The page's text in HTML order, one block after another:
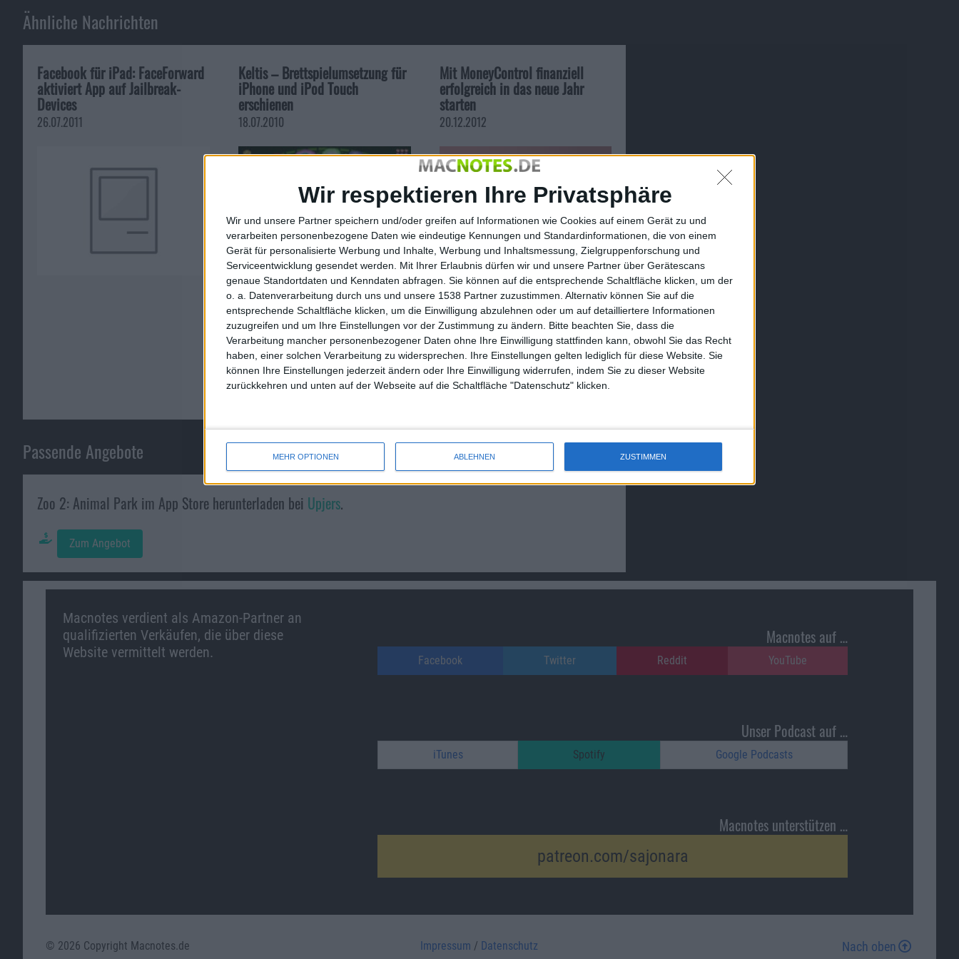
Wir respektieren Ihre Privatsphäre
Wir und unsere Partner speichern und/oder greifen auf Informationen wie Cookies auf einem Gerät zu und
verarbeiten personenbezogene Daten wie eindeutige Kennungen und Standardinformationen, die von einem
Gerät für personalisierte Werbung und Inhalte, Werbung und Inhaltsmessung, Zielgruppenforschung und
Serviceentwicklung gesendet werden.
Mit Ihrer Erlaubnis dürfen wir und unsere Partner über Gerätescans
genaue Standortdaten und Kenndaten abfragen. Sie können auf die entsprechende Schaltfläche klicken, um der
o. a. Datenverarbeitung durch uns und unsere 1538 Partner zuzustimmen. Alternativ können Sie auf die
entsprechende Schaltfläche klicken, um die Einwilligung abzulehnen oder um auf detailliertere Informationen
zuzugreifen und um Ihre Einstellungen vor der Zustimmung zu ändern.
Bitte beachten Sie, dass die
Verarbeitung mancher personenbezogener Daten ohne Ihre Einwilligung stattfinden kann, obwohl Sie das Recht
haben, einer solchen Verarbeitung zu widersprechen. Ihre Einstellungen gelten lediglich für diese Website. Sie
können Ihre Einstellungen jederzeit ändern oder Ihre Einwilligung widerrufen, indem Sie zu dieser Website
zurückkehren und unten auf der Webseite auf die Schaltfläche "Datenschutz" klicken.
MEHR OPTIONEN ABLEHNEN ZUSTIMMEN
Ähnliche Nachrichten
Facebook für iPad: FaceForward
aktiviert App auf Jailbreak-
Devices
26.07.2011
Keltis – Brettspielumsetzung für
iPhone und iPod Touch
erschienen
18.07.2010
Mit MoneyControl finanziell
erfolgreich in das neue Jahr
starten
20.12.2012
Passende Angebote
Zoo 2: Animal Park im App Store herunterladen bei Upjers.
Zum Angebot
Macnotes verdient als Amazon-Partner an
qualifizierten Verkäufen, die über diese
Website vermittelt werden.
Macnotes auf …
Facebook Twitter Reddit YouTube
Unser Podcast auf …
iTunes Spotify Google Podcasts
Macnotes unterstützen …
patreon.com/sajonara
© 2026 Copyright Macnotes.de Impressum / Datenschutz Nach oben